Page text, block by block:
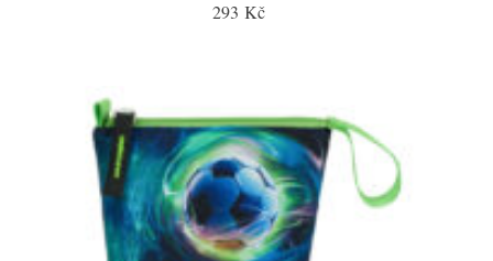
293 Kč